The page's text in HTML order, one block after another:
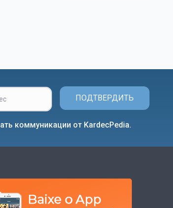
ПОДТВЕРДИТЬ
коммуникации от KardecPedia.